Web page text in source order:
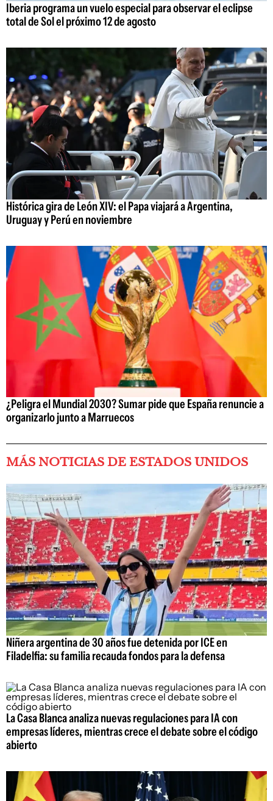
Iberia programa un vuelo especial para observar el eclipse
total de Sol el próximo 12 de agosto
Histórica gira de León XIV: el Papa viajará a Argentina,
Uruguay y Perú en noviembre
¿Peligra el Mundial 2030? Sumar pide que España renuncie a
organizarlo junto a Marruecos
MÁS NOTICIAS DE ESTADOS UNIDOS
Niñera argentina de 30 años fue detenida por ICE en
Filadelfia: su familia recauda fondos para la defensa
La Casa Blanca analiza nuevas regulaciones para IA con
empresas líderes, mientras crece el debate sobre el código
abierto